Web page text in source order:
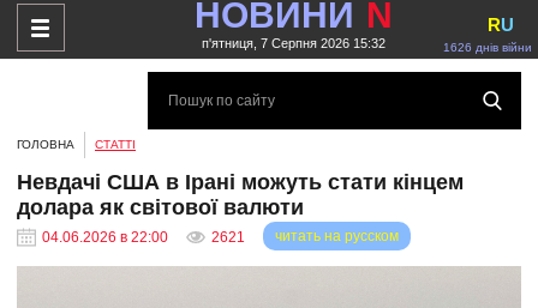
НОВИНИ N
п'ятниця, 7 Серпня 2026 15:32 1626 днів війни
RU
ГОЛОВНА СТАТТІ
Невдачі США в Ірані можуть стати кінцем
долара як світової валюти
04.06.2026 в 22:00 2621 читать на русском